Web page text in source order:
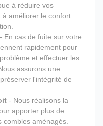
à réduire vos
améliorer le confort
- En cas de fuite sur votre
rapidement pour
et effectuer les
assurons une
l'intégrité de
- Nous réalisons la
apporter plus de
aménagés.